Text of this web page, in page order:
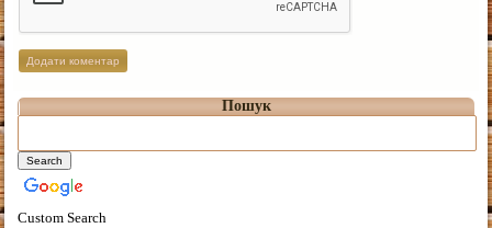
Пошук
Custom Search